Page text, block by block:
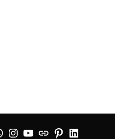
InstagramYouTube
Web PinterestLinkedin